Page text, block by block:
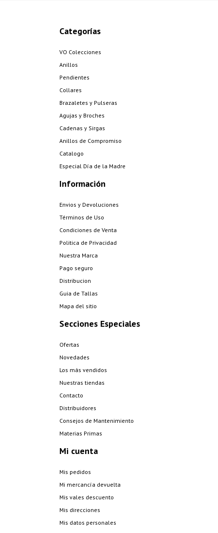
Categorías
VO Colecciones
Anillos
Pendientes
Collares
Brazaletes y Pulseras
Agujas y Broches
Cadenas y Sirgas
Anillos de Compromiso
Catalogo
Especial Día de la Madre
Información
Envios y Devoluciones
Términos de Uso
Condiciones de Venta
Politica de Privacidad
Nuestra Marca
Pago seguro
Distribucion
Guia de Tallas
Mapa del sitio
Secciones Especiales
Ofertas
Novedades
Los más vendidos
Nuestras tiendas
Contacto
Distribuidores
Consejos de Mantenimiento
Materias Primas
Mi cuenta
Mis pedidos
Mi mercancía devuelta
Mis vales descuento
Mis direcciones
Mis datos personales